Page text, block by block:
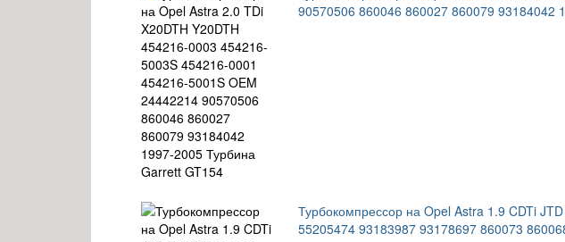
90570506 860046 860027 860079 93184042
Турбокомпрессор на Opel Astra 1.9 CDTi
55205474 93183987 93178697 860073